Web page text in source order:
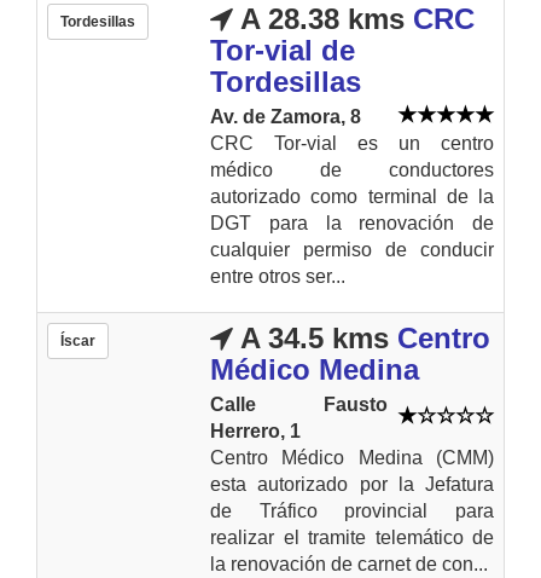
Tordesillas A 28.38 kms CRC
Tor-vial de
Tordesillas
Av. de Zamora, 8
CRC Tor-vial es un centro
médico de conductores
autorizado como terminal de la
DGT para la renovación de
cualquier permiso de conducir
entre otros ser...
Íscar A 34.5 kms Centro
Médico Medina
Calle Fausto
Herrero, 1
Centro Médico Medina (CMM)
esta autorizado por la Jefatura
de Tráfico provincial para
realizar el tramite telemático de
la renovación de carnet de con...